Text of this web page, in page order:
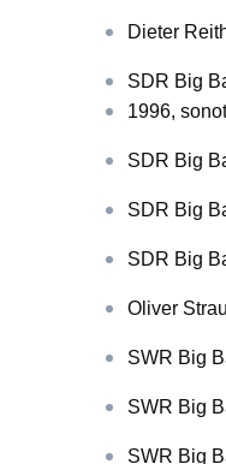
Dieter
SDR Big
1996,
SDR Big
SDR Big
SDR Big
Oliver
SWR Big
SWR Big
SWR Big